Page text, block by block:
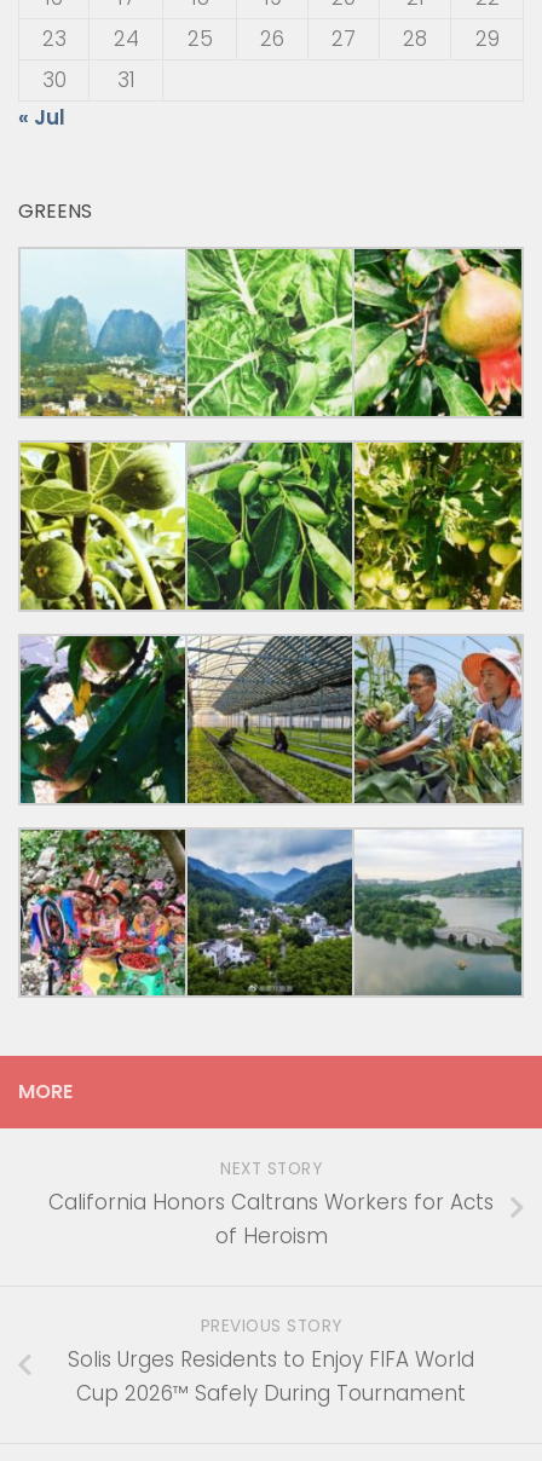
23
24 25 26 27 28
29
30
31
« Jul
GREENS
MORE
NEXT STORY
California Honors Caltrans Workers for Acts
of Heroism
PREVIOUS STORY
Solis Urges Residents to Enjoy FIFA World
Cup 2026™ Safely During Tournament